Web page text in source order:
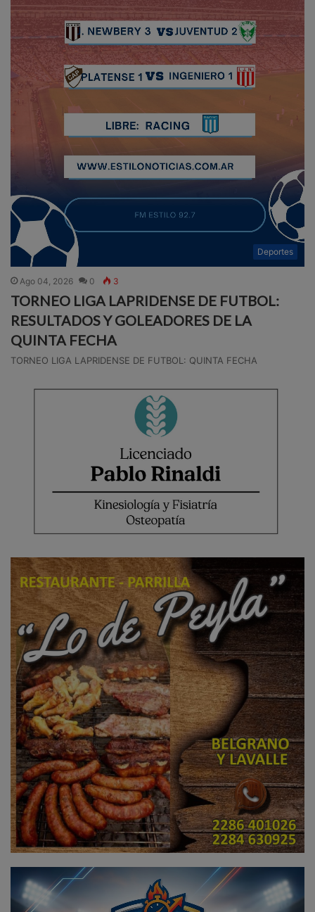
Deportes
Ago 04, 2026 0 3
TORNEO LIGA LAPRIDENSE DE FUTBOL:
RESULTADOS Y GOLEADORES DE LA
QUINTA FECHA
TORNEO LIGA LAPRIDENSE DE FUTBOL: QUINTA FECHA